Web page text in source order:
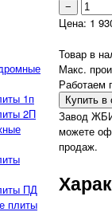
1п
2П
ПД
плиты
−
Цена: 1
Товар в
Макс.
Работаем
Купить в
Завод
можете
продаж.